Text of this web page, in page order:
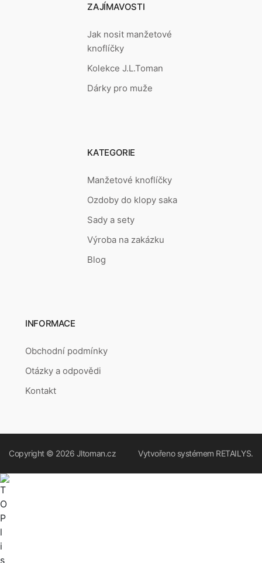
ZAJÍMAVOSTI
Jak nosit manžetové
knoflíčky
Kolekce J.L.Toman
Dárky pro muže
KATEGORIE
Manžetové knoflíčky
Ozdoby do klopy saka
Sady a sety
Výroba na zakázku
Blog
INFORMACE
Obchodní podmínky
Otázky a odpovědi
Kontakt
Copyright © 2026 Jltoman.cz Vytvořeno systémem RETAILYS.